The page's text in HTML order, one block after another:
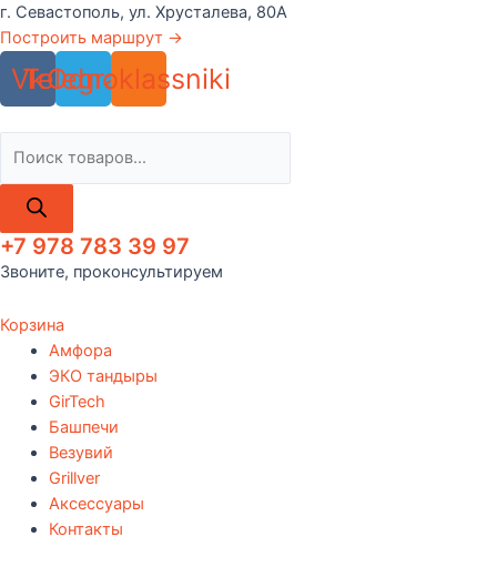
Перейти
к
содержимому
г. Севастополь, ул. Хрусталева, 80А
Построить маршрут →
Vk
Telegram
Odnoklassniki
товаров
+7 978 783 39 97
Звоните, проконсультируем
Корзина
Амфора
ЭКО тандыры
GirTech
Башпечи
Везувий
Grillver
Аксессуары
Контакты